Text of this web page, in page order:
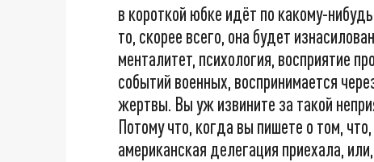
в короткой юбке идёт по какому-
то, скорее всего, она будет
менталитет, психология, восприятие
событий военных, воспринимается
жертвы. Вы уж извините за такой
Потому что, когда вы пишете о том,
американская делегация приехала,